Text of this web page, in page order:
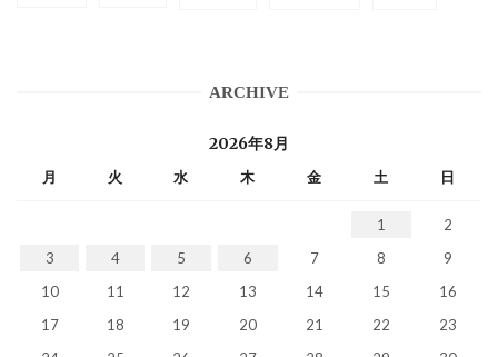
ARCHIVE
2026年8月
月 火 水 木 金 土 日
1
2
3
4 5 6 7 8
9
10
11 12 13 14 15
16
17
18 19 20 21 22
23